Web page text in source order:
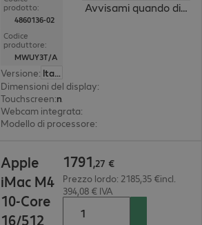
prodotto:
4860136-02
Codice
produttore:
MWUY3T/A
Versione:
Italiano
Dimensioni del display:
Touchscreen:
Webcam integrata:
Modello di processore:
Avvisami quando
Apple
iMac M4
10-Core
16/512
1791,27 €
Prezzo lordo: 2185,35 €incl.
394,08 € IVA